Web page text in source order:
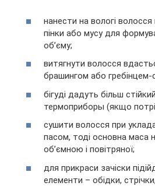
нанести на вологі волосся
пінки або мусу для
об’єму;
витягнути волосся
брашингом або гребінцем-
бігуді дадуть більш
термоприборы (якщо
сушити волосся при
пасом, тоді основна маса
об’ємною і повітряної;
для прикраси зачіски
елементи – обідки,